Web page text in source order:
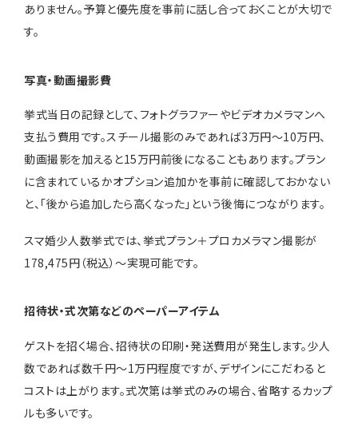
ありません。予算と優先度を事前に話し合っておくことが大切で
す。
写真・動画撮影費
挙式当日の記録として、フォトグラファーやビデオカメラマンへ
支払う費用です。スチール撮影のみであれば3万円〜10万円、
動画撮影を加えると15万円前後になることもあります。プラン
に含まれているかオプション追加かを事前に確認しておかない
と、「後から追加したら高くなった」という後悔につながります。
スマ婚少人数挙式では、挙式プラン＋プロカメラマン撮影が
178,475円（税込）〜実現可能です。
招待状・式次第などのペーパーアイテム
ゲストを招く場合、招待状の印刷・発送費用が発生します。少人
数であれば数千円〜1万円程度ですが、デザインにこだわると
コストは上がります。式次第は挙式のみの場合、省略するカップ
ルも多いです。